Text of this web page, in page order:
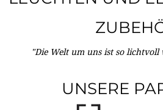
"Die Welt um uns ist so lichtvoll
UNSERE